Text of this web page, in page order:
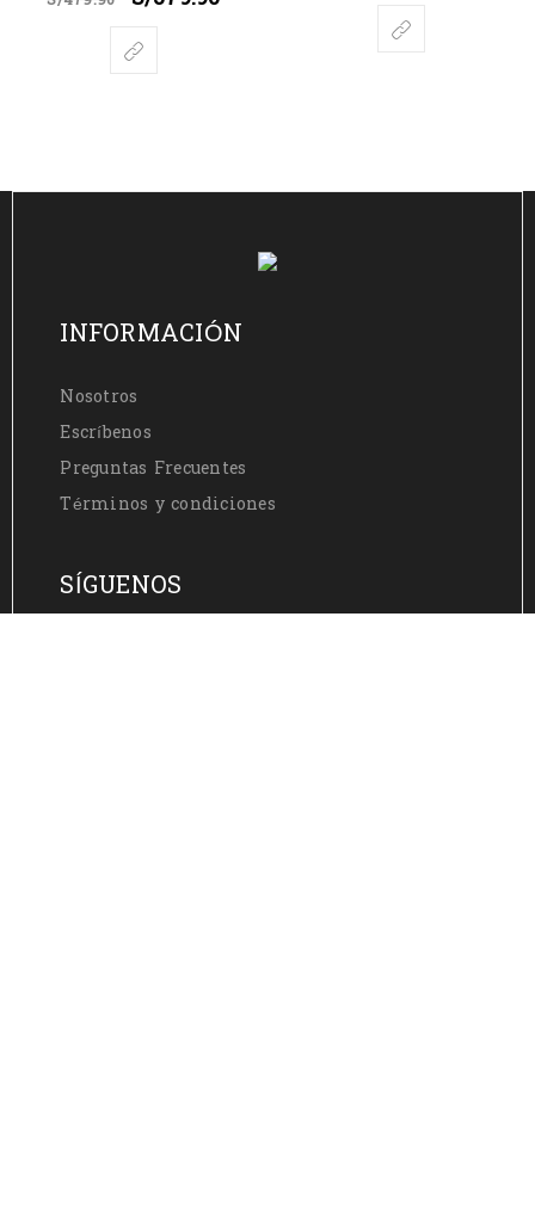
INFORMACIÓN
Nosotros
Escríbenos
Preguntas Frecuentes
Términos y condiciones
SÍGUENOS